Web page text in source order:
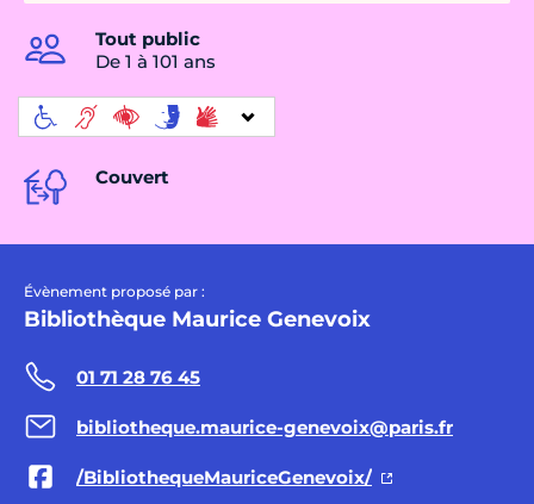
Tout public
De 1 à 101 ans
Couvert
Évènement proposé par :
Bibliothèque Maurice Genevoix
01 71 28 76 45
bibliotheque.maurice-genevoix@paris.fr
/BibliothequeMauriceGenevoix/